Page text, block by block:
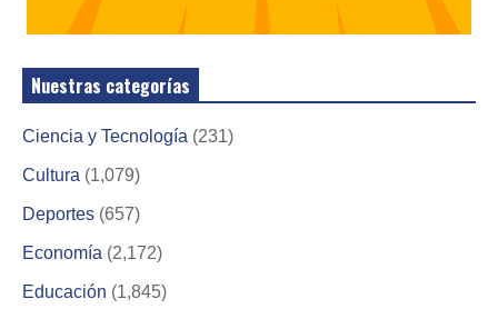
Nuestras categorías
Ciencia y Tecnología (231)
Cultura (1,079)
Deportes (657)
Economía (2,172)
Educación (1,845)